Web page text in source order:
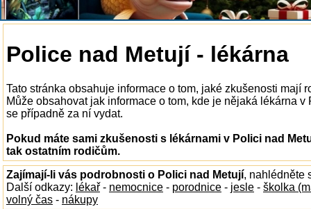
Police nad Metují - lékárna
Tato stránka obsahuje informace o tom, jaké zkušenosti mají
Může obsahovat jak informace o tom, kde je nějaká lékárna
se případně za ní vydat.
Pokud máte sami zkušenosti s lékárnami v Polici nad
tak ostatním rodičům.
Zajímají-li vás podrobnosti o Polici nad Metují, nahlédněte
Další odkazy: lékař - nemocnice - porodnice - jesle - školka
volný čas - nákupy